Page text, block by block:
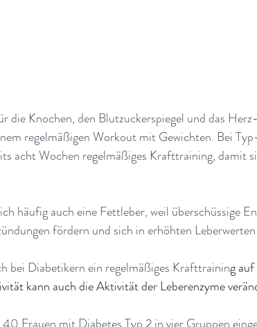
die Knochen, den Blutzuckerspiegel und das
regelmäßigen Workout mit Gewichten. Bei
acht Wochen regelmäßiges Krafttraining, damit
häufig auch eine Fettleber, weil überschüssige
fördern und sich in erhöhten
bei Diabetikern ein regelmäßiges Krafttraining
kann auch die Aktivität der Leberenzyme